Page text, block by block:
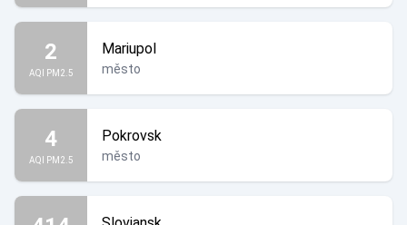
2
AQI PM2.5
Mariupol
město
4
AQI PM2.5
Pokrovsk
město